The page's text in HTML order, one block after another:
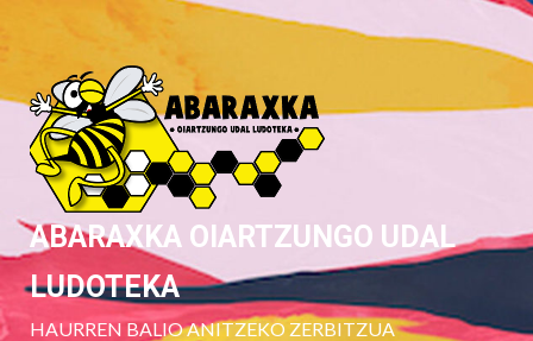
to
content
ABARAXKA OIARTZUNGO UDAL
LUDOTEKA
HAURREN BALIO ANITZEKO ZERBITZUA